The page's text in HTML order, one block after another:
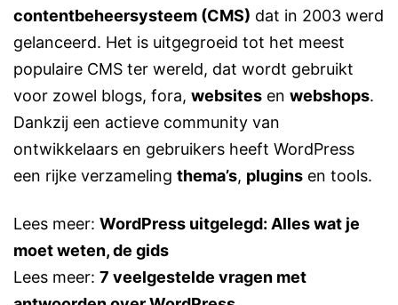
contentbeheersysteem (CMS) dat in 2003 werd
gelanceerd. Het is uitgegroeid tot het meest
populaire CMS ter wereld, dat wordt gebruikt
voor zowel blogs, fora, websites en webshops.
Dankzij een actieve community van
ontwikkelaars en gebruikers heeft WordPress
een rijke verzameling thema’s, plugins en tools.
Lees meer: WordPress uitgelegd: Alles wat je
moet weten, de gids
Lees meer: 7 veelgestelde vragen met